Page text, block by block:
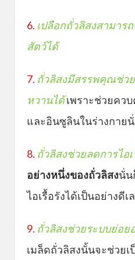
6. เปลือกถั่วลิสงสามาร
สัตว์ได้
7. ถั่วลิสงมีสรรพคุณช่ว
หวานได้เพราะช่วยคว
และอินซูลินในร่างกายนั่
8. ถั่วลิสงช่วยลดการไอเ
อย่างหนึ่งของถั่วลิสงนั่น
ไอเรื้อรังได้เป็นอย่างดีเ
9. ถั่วลิสงช่วยระบบย่อย
เมล็ดถั่วลิสงนั้นจะช่วย